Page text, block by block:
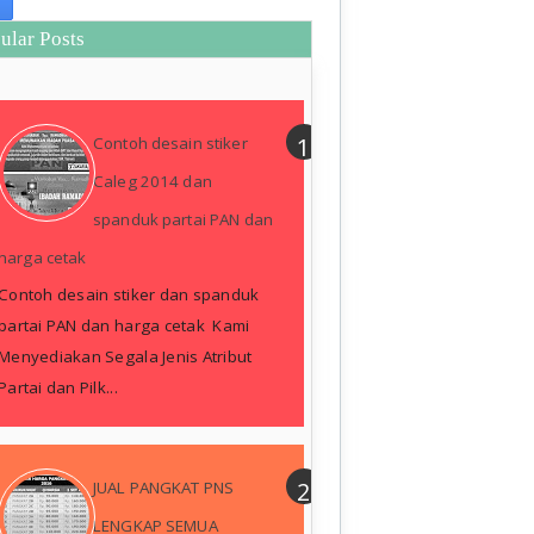
Posts
Contoh desain stiker
Caleg 2014 dan
spanduk partai PAN dan
cetak
desain stiker dan spanduk
PAN dan harga cetak Kami
Segala Jenis Atribut
dan Pilk...
JUAL PANGKAT PNS
LENGKAP SEMUA